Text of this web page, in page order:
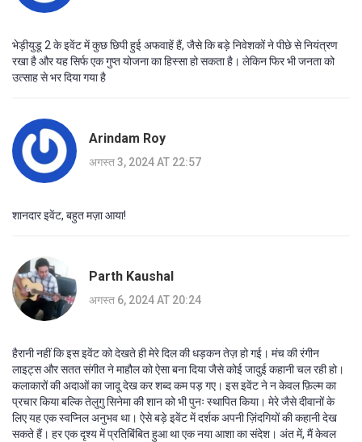
भेड़ीयुडू 2 के इवेंट में कुछ छिपी हुई अफवाहें हैं, जैसे कि बड़े निवेशकों ने पीछे से नियंत्रण
रखा है और यह सिर्फ एक गुप्त योजना का हिस्सा हो सकता है। लेकिन फिर भी जनता को
उत्साह से भर दिया गया है
Arindam Roy
अगस्त 3, 2024 AT 22:57
शानदार इवेंट, बहुत मज़ा आया!
Parth Kaushal
अगस्त 6, 2024 AT 20:24
हैरानी नहीं कि इस इवेंट को देखते ही मेरे दिल की धड़कन तेज़ हो गई। मंच की रंगीन
लाइट्स और सतत संगीत ने माहौल को ऐसा बना दिया जैसे कोई जादुई कहानी चल रही हो।
कलाकारों की अदाओं का जादू देख कर शब्द कम पड़ गए। इस इवेंट ने न केवल फ़िल्म का
प्रचार किया बल्कि तेलुगु सिनेमा की शान को भी पुनः स्थापित किया। मेरे जैसे दीवानों के
लिए यह एक स्वप्निल अनुभव था। ऐसे बड़े इवेंट में दर्शक अपनी ज़िंदगियों की कहानी देख
सकते हैं। हर एक दृश्य में प्रतिबिंबित हुआ था एक नया आशा का संदेश। अंत में, मैं केवल